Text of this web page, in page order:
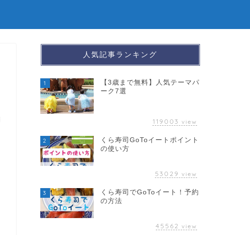
人気記事ランキング
1
【3歳まで無料】人気テーマパ
ーク7選
119003 view
2
くら寿司GoToイートポイント
の使い方
53029 view
3
くら寿司でGoToイート！予約
の方法
45562 view